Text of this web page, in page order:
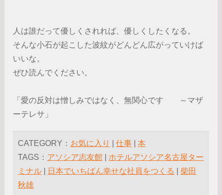
人は誰だって優しくされれば、優しくしたくなる。
そんな小石が起こした波紋がどんどん広がっていけば
いいな。
ぜひ読んでください。
「愛の反対は憎しみではなく、無関心です ～マザ
ーテレサ」
CATEGORY： お気に入り |仕事 |本
TAGS： アソシア志友館
ホテルアソシア名古屋ター
ミナル
日本でいちばん幸せな社員をつくる
柴田
秋雄